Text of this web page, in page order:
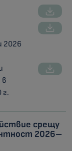
2026
в
г.
срещу
2026–